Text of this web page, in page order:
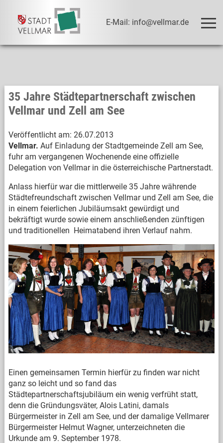
E-Mail: info@vellmar.de
35 Jahre Städtepartnerschaft zwischen
Vellmar und Zell am See
Veröffentlicht am: 26.07.2013
Vellmar. Auf Einladung der Stadtgemeinde Zell am See,
fuhr am vergangenen Wochenende eine offizielle
Delegation von Vellmar in die österreichische Partnerstadt.
Anlass hierfür war die mittlerweile 35 Jahre währende
Städtefreundschaft zwischen Vellmar und Zell am See, die
in einem feierlichen Jubiläumsakt gewürdigt und
bekräftigt wurde sowie einem anschließenden zünftigen
und traditionellen Heimatabend ihren Verlauf nahm.
Einen gemeinsamen Termin hierfür zu finden war nicht
ganz so leicht und so fand das
Städtepartnerschaftsjubiläum ein wenig verfrüht statt,
denn die Gründungsväter, Alois Latini, damals
Bürgermeister in Zell am See, und der damalige Vellmarer
Bürgermeister Helmut Wagner, unterzeichneten die
Urkunde am 9. September 1978.